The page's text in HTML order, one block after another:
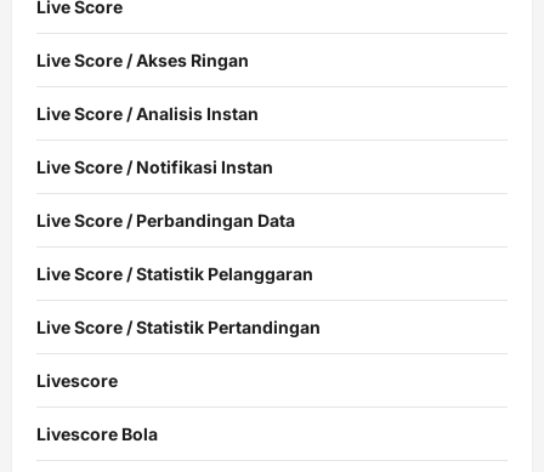
Live Score
Live Score / Akses Ringan
Live Score / Analisis Instan
Live Score / Notifikasi Instan
Live Score / Perbandingan Data
Live Score / Statistik Pelanggaran
Live Score / Statistik Pertandingan
Livescore
Livescore Bola